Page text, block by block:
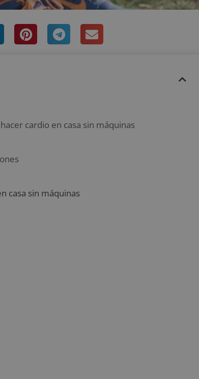
cardio en casa sin máquinas
casa sin máquinas